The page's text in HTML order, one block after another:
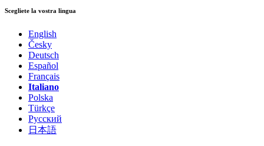
Scegliete la vostra lingua
English
Česky
Deutsch
Español
Français
Italiano
Polska
Türkçe
Русский
日本語